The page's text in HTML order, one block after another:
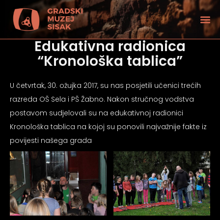
Edukativna radionica
“Kronološka tablica”
U četvrtak, 30. ožujka 2017, su nas posjetili učenici trećih
razreda OŠ Sela i PŠ Žabno. Nakon stručnog vodstva
postavom sudjelovali su na edukativnoj radionici
Kronološka tablica na kojoj su ponovili najvažnije fakte iz
povijesti našega grada
vida